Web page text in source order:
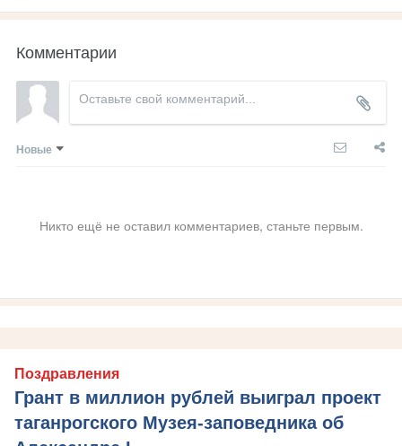
Комментарии
Новые
Никто ещё не оставил комментариев, станьте первым.
Поздравления
Грант в миллион рублей выиграл проект
таганрогского Музея-заповедника об